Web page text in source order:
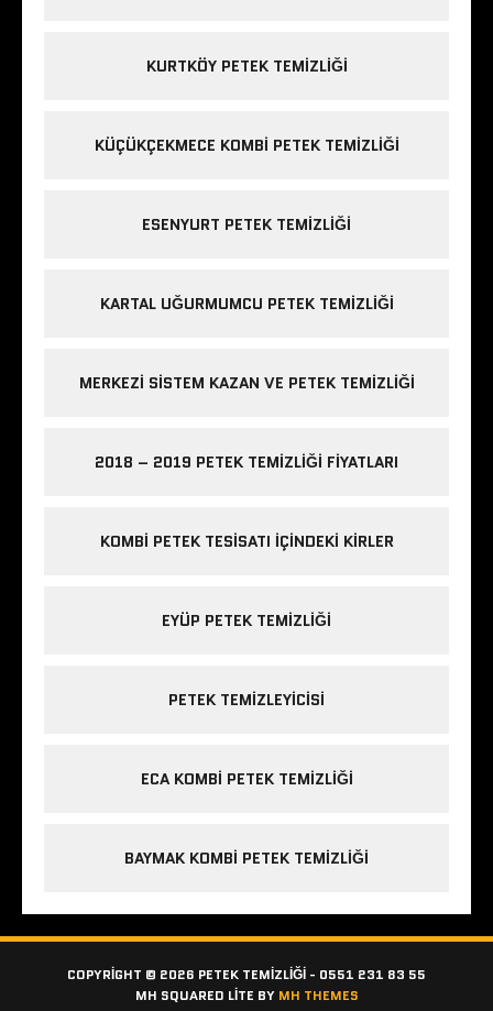
KURTKÖY PETEK TEMIZLIĞI
KÜÇÜKÇEKMECE KOMBI PETEK TEMIZLIĞI
ESENYURT PETEK TEMIZLIĞI
KARTAL UĞURMUMCU PETEK TEMIZLIĞI
MERKEZI SISTEM KAZAN VE PETEK TEMIZLIĞI
2018 – 2019 PETEK TEMIZLIĞI FIYATLARI
KOMBI PETEK TESISATI IÇINDEKI KIRLER
EYÜP PETEK TEMIZLIĞI
PETEK TEMIZLEYICISI
ECA KOMBI PETEK TEMIZLIĞI
BAYMAK KOMBI PETEK TEMIZLIĞI
COPYRIGHT © 2026 PETEK TEMIZLIĞI - 0551 231 83 55
MH SQUARED LITE BY MH THEMES